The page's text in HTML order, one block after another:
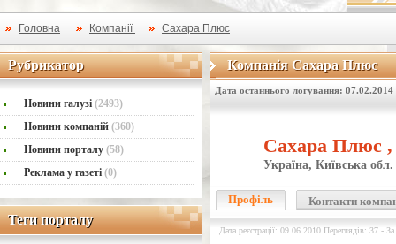
Головна Компанії Сахара Плюс
Рубрикатор
Рубрикатор
Новини галузі (2493)
Новини компаній (360)
Новини порталу (58)
Реклама у газеті (0)
Теги порталу
Теги порталу
Компанія Сахара Плюс
Компанія Сахара Плюс
Дата останнього логування: 07.02.2014
Сахара Плюс
Україна, Київська обл.
Профіль Контакти
Дата реєстрації: 09.06.2010 Переглядів: 37 -